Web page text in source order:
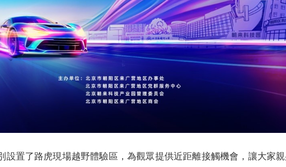
設置了路虎現場越野體驗區，為觀眾提供近距離接觸機會，讓大家